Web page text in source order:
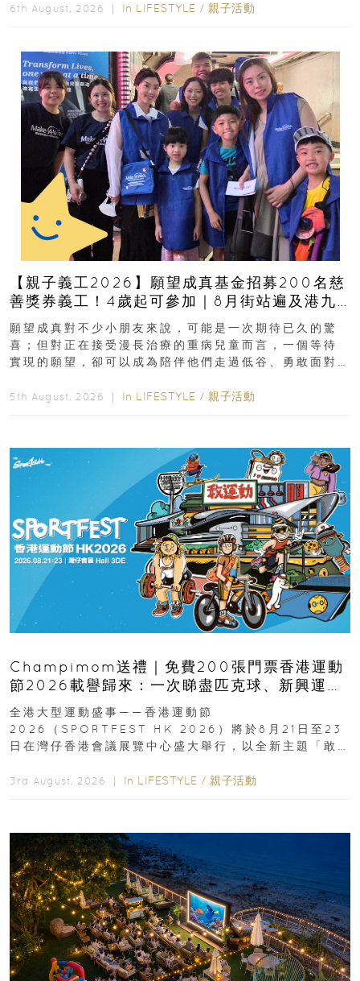
6th August, 2026 ｜ In LIFESTYLE / 親子活動
【親子義工2026】願望成真基金招募200名慈
善獎券義工！4歲起可參加｜8月街站遍及港九
新界
願望成真對不少小朋友來說，可能是一次期待已久的驚
喜；但對正在接受漫長治療的重病兒童而言，一個等待
實現的願望，卻可以成為陪伴他們走過低谷、勇敢面對
5th August, 2026 ｜ In LIFESTYLE / 親子活動
Champimom送禮｜免費200張門票香港運動
節2026載譽歸來：一次睇盡匹克球、新興運
動、街舞比賽＋逾百運動品牌展覽
全港大型運動盛事——香港運動節
2026（SPORTFEST HK 2026）將於8月21日至23
日在灣仔香港會議展覽中心盛大舉行，以全新主題「敢
3rd August, 2026 ｜ In LIFESTYLE / 親子活動